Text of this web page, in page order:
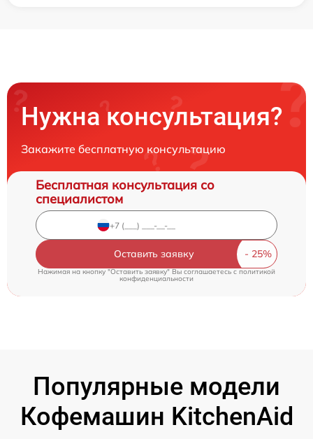
Нужна консультация?
Закажите бесплатную консультацию
Бесплатная консультация со
специалистом
Оставить заявку
Нажимая на кнопку "Оставить заявку" Вы соглашаетесь cполитикой
конфиденциальности
Популярные модели
Кофемашин KitchenAid